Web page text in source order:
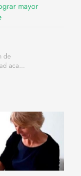
mayor
de
aca...